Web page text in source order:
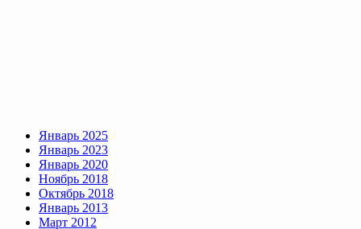
Январь 2025
Январь 2023
Январь 2020
Ноябрь 2018
Октябрь 2018
Январь 2013
Март 2012